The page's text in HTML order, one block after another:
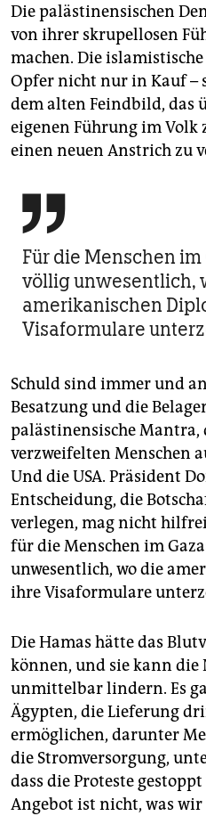
Die palästinensischen
von ihrer skrupellosen
machen. Die
Opfer nicht nur in Kauf –
dem alten Feindbild, das
eigenen Führung im Volk
einen neuen Anstrich zu

Für die Menschen
völlig unwesentlich,
amerikanischen
Visaformulare
Schuld sind immer und
Besatzung und die
palästinensische Mantra,
verzweifelten Menschen
Und die USA. Präsident
Entscheidung, die
verlegen, mag nicht
für die Menschen im
unwesentlich, wo die
ihre Visaformulare
Die Hamas hätte das
können, und sie kann die
unmittelbar lindern. Es
Ägypten, die Lieferung
ermöglichen, darunter
die Stromversorgung,
dass die Proteste gestoppt
Angebot ist nicht, was